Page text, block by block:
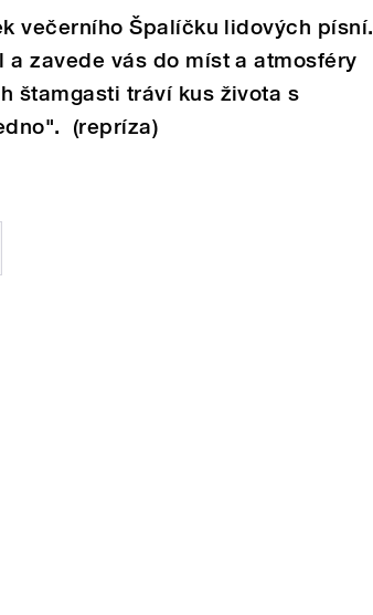
večerního Špalíčku lidových písní.
zavede vás do míst a atmosféry
štamgasti tráví kus života s
(repríza)